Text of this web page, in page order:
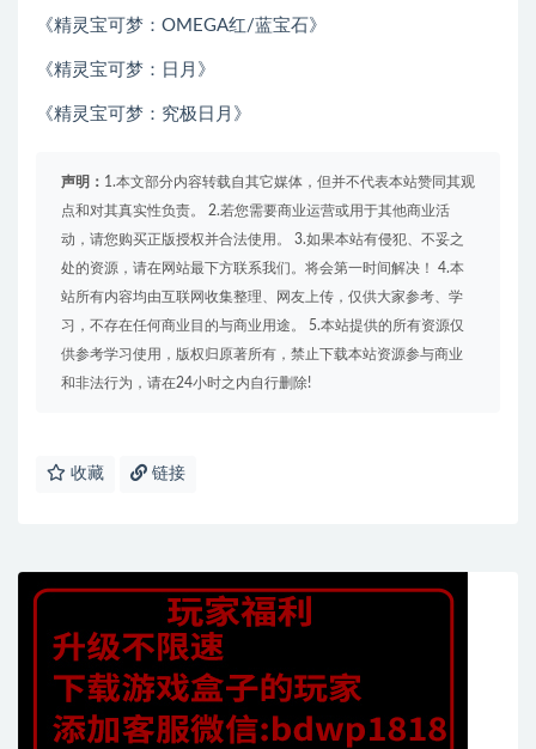
《精灵宝可梦：OMEGA红/蓝宝石》
《精灵宝可梦：日月》
《精灵宝可梦：究极日月》
声明： 1.本文部分内容转载自其它媒体，但并不代表本站赞同其观
点和对其真实性负责。 2.若您需要商业运营或用于其他商业活
动，请您购买正版授权并合法使用。 3.如果本站有侵犯、不妥之
处的资源，请在网站最下方联系我们。将会第一时间解决！ 4.本
站所有内容均由互联网收集整理、网友上传，仅供大家参考、学
习，不存在任何商业目的与商业用途。 5.本站提供的所有资源仅
供参考学习使用，版权归原著所有，禁止下载本站资源参与商业
和非法行为，请在24小时之内自行删除!
收藏 链接